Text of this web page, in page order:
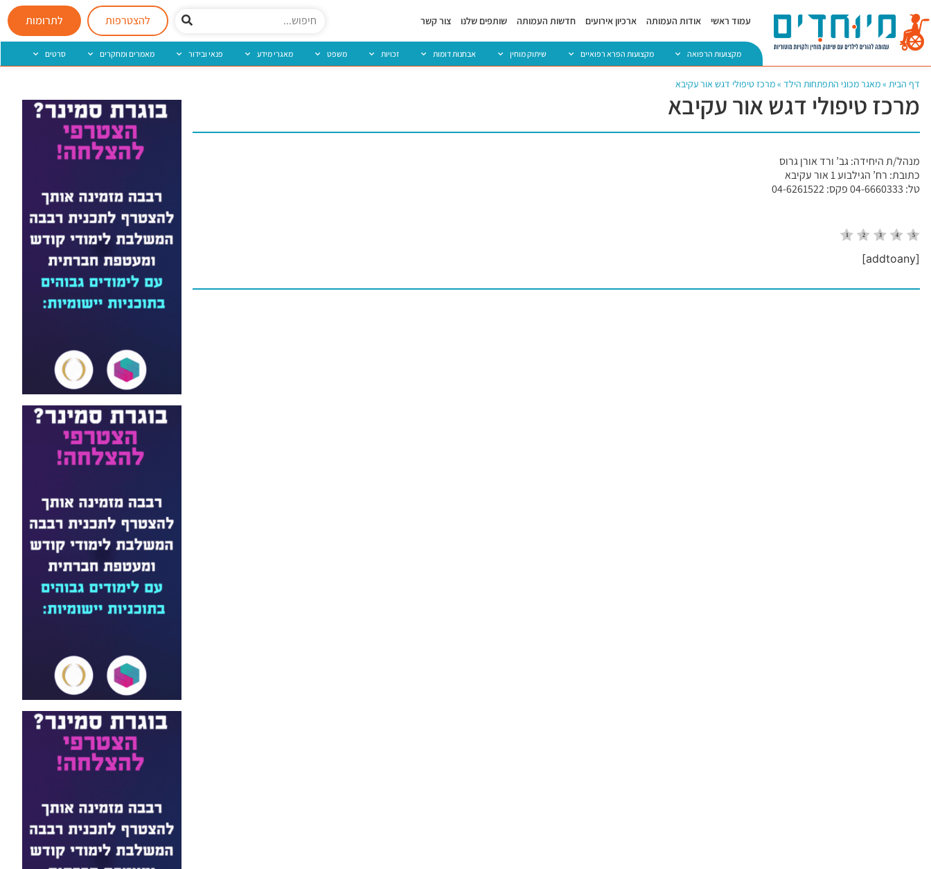
עמוד ראשי אודות העמותה ארכיון אירועים חדשות העמותה שותפים שלנו צור קשר להצטרפות לתרומות
מקצועות הרפואה מקצועות הפרא רפואיים שיתוק מוחין אבחנות דומות זכויות משפט מאגרי מידע פנאי ובידור מאמרים ומחקרים סרטים
דף הבית »מאגר מכוני התפתחות הילד »מרכז טיפולי דגש אור עקיבא
מרכז טיפולי דגש אור עקיבא
מנהל/ת היחידה: גב’ ורד אורן גרוס
כתובת: רח’ הגילבוע 1 אור עקיבא
טל: 04-6660333 פקס: 04-6261522
[addtoany]